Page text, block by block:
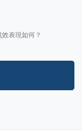
表現如何？